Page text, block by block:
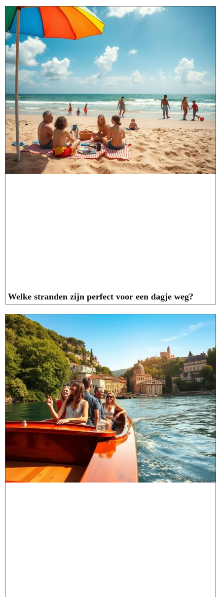
Welke stranden zijn perfect voor een dagje weg?